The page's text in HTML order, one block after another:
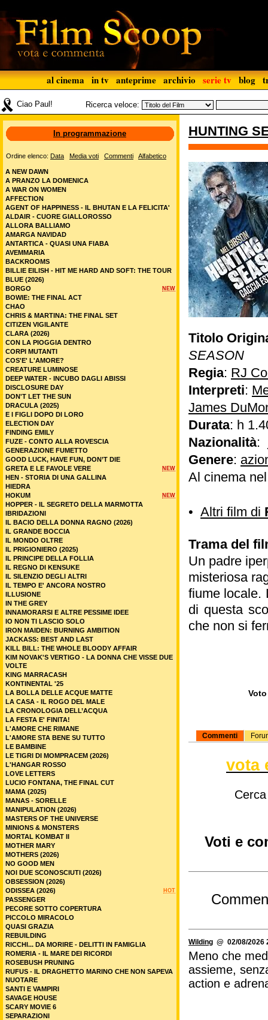
al cinema in tv anteprime archivio serie tv blog
Ciao Paul! Ricerca veloce:
HUNTING
Titolo
SEASON
Regia: RJ
Interpreti:
James
Durata: h
Nazionalità:
Genere:
Al cinema
• Altri film di
Trama del
Un padre
misteriosa
fiume locale.
di questa
che non si
Commenti
vota
Voti e
Wilding @ 02/08/2026
Meno che
assieme,
action e
In programmazione
Ordine elenco: Data Media voti Commenti Alfabetico
A NEW DAWN
A PRANZO LA DOMENICA
A WAR ON WOMEN
AFFECTION
AGENT OF HAPPINESS - IL BHUTAN E LA FELICITA'
ALDAIR - CUORE GIALLOROSSO
ALLORA BALLIAMO
AMARGA NAVIDAD
ANTARTICA - QUASI UNA FIABA
AVEMMARIA
BACKROOMS
BILLIE EILISH - HIT ME HARD AND SOFT: THE TOUR
BLUE (2026)
NEW
BORGO
BOWIE: THE FINAL ACT
CHAO
CHRIS & MARTINA: THE FINAL SET
CITIZEN VIGILANTE
CLARA (2026)
CON LA PIOGGIA DENTRO
CORPI MUTANTI
COS'E' L'AMORE?
CREATURE LUMINOSE
DEEP WATER - INCUBO DAGLI ABISSI
DISCLOSURE DAY
DON'T LET THE SUN
DRACULA (2025)
E I FIGLI DOPO DI LORO
ELECTION DAY
FINDING EMILY
FUZE - CONTO ALLA ROVESCIA
GENERAZIONE FUMETTO
GOOD LUCK, HAVE FUN, DON’T DIE
NEW
GRETA E LE FAVOLE VERE
HEN - STORIA DI UNA GALLINA
HIEDRA
NEW
HOKUM
HOPPER - IL SEGRETO DELLA MARMOTTA
IBRIDAZIONI
IL BACIO DELLA DONNA RAGNO (2026)
IL GRANDE BOCCIA
IL MONDO OLTRE
IL PRIGIONIERO (2025)
IL PRINCIPE DELLA FOLLIA
IL REGNO DI KENSUKE
IL SILENZIO DEGLI ALTRI
IL TEMPO E' ANCORA NOSTRO
ILLUSIONE
IN THE GREY
INNAMORARSI E ALTRE PESSIME IDEE
IO NON TI LASCIO SOLO
IRON MAIDEN: BURNING AMBITION
JACKASS: BEST AND LAST
KILL BILL: THE WHOLE BLOODY AFFAIR
KIM NOVAK'S VERTIGO - LA DONNA CHE VISSE DUE
VOLTE
KING MARRACASH
KONTINENTAL '25
LA BOLLA DELLE ACQUE MATTE
LA CASA - IL ROGO DEL MALE
LA CRONOLOGIA DELL’ACQUA
LA FESTA E' FINITA!
L'AMORE CHE RIMANE
L'AMORE STA BENE SU TUTTO
LE BAMBINE
LE TIGRI DI MOMPRACEM (2026)
L'HANGAR ROSSO
LOVE LETTERS
LUCIO FONTANA, THE FINAL CUT
MAMA (2025)
MANAS - SORELLE
MANIPULATION (2026)
MASTERS OF THE UNIVERSE
MINIONS & MONSTERS
MORTAL KOMBAT II
MOTHER MARY
MOTHERS (2026)
NO GOOD MEN
NOI DUE SCONOSCIUTI (2026)
OBSESSION (2026)
HOT
ODISSEA (2026)
PASSENGER
PECORE SOTTO COPERTURA
PICCOLO MIRACOLO
QUASI GRAZIA
REBUILDING
RICCHI... DA MORIRE - DELITTI IN FAMIGLIA
ROMERIA - IL MARE DEI RICORDI
ROSEBUSH PRUNING
RUFUS - IL DRAGHETTO MARINO CHE NON SAPEVA
NUOTARE
SANTI E VAMPIRI
SAVAGE HOUSE
SCARY MOVIE 6
SEPARAZIONI